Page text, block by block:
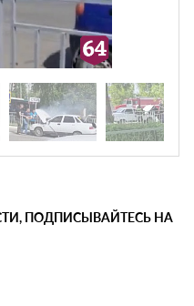
ПОДПИСЫВАЙТЕСЬ НА